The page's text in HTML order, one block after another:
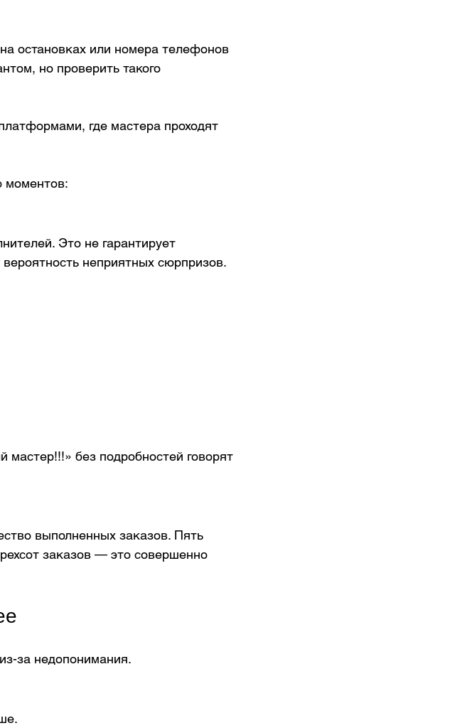
остановках или номера телефонов
но проверить такого
где мастера проходят
моментов:
Это не гарантирует
неприятных сюрпризов.
без подробностей говорят
выполненных заказов. Пять
заказов — это совершенно
за недопонимания.